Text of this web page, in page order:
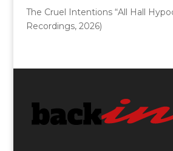
The Cruel Intentions “All Hall
Recordings, 2026)